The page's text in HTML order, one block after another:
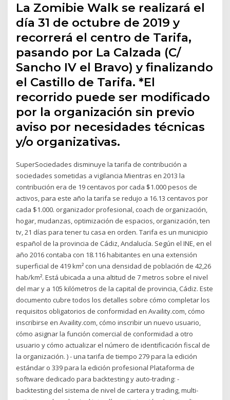
La Zomibie Walk se realizará el
día 31 de octubre de 2019 y
recorrerá el centro de Tarifa,
pasando por La Calzada (C/
Sancho IV el Bravo) y finalizando
el Castillo de Tarifa. *El
recorrido puede ser modificado
por la organización sin previo
aviso por necesidades técnicas
y/o organizativas.
SuperSociedades disminuye la tarifa de contribución a
sociedades sometidas a vigilancia Mientras en 2013 la
contribución era de 19 centavos por cada $1.000 pesos de
activos, para este año la tarifa se redujo a 16.13 centavos por
cada $1.000. organizador profesional, coach de organización,
hogar, mudanzas, optimización de espacios, organización, ten
tv, 21 días para tener tu casa en orden. Tarifa es un municipio
español de la provincia de Cádiz, Andalucía. Según el INE, en el
año 2016 contaba con 18.116 habitantes en una extensión
superficial de 419 km² con una densidad de población de 42,26
hab/km². Está ubicada a una altitud de 7 metros sobre el nivel
del mar y a 105 kilómetros de la capital de provincia, Cádiz. Este
documento cubre todos los detalles sobre cómo completar los
requisitos obligatorios de conformidad en Availity.com, cómo
inscribirse en Availity.com, cómo inscribir un nuevo usuario,
cómo asignar la función comercial de conformidad a otro
usuario y cómo actualizar el número de identificación fiscal de
la organización. ) - una tarifa de tiempo 279 para la edición
estándar o 339 para la edición profesional Plataforma de
software dedicado para backtesting y auto-trading: -
backtesting del sistema de nivel de cartera y trading, multi-